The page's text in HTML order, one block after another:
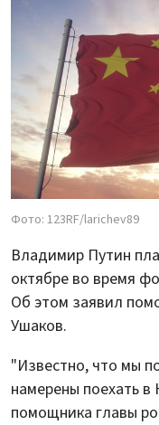
Фото: 123RF/larichev89
Владимир Путин
октябре во время
Об этом заявил
Ушаков.
"Известно, что мы
намерены поехать
помощника главы